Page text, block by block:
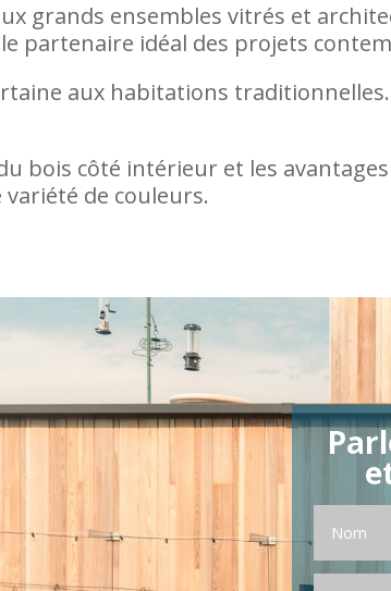
grands ensembles vitrés et
partenaire idéal des projets
aux habitations
bois côté intérieur et les
variété de couleurs.